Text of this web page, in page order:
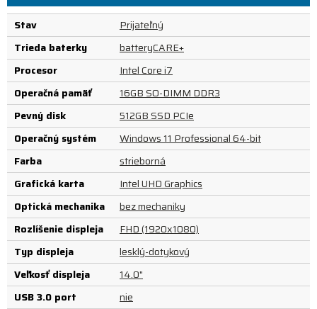
Stav
Prijateľný
Trieda baterky
batteryCARE+
Procesor
Intel Core i7
Operačná pamäť
16GB SO-DIMM DDR3
Pevný disk
512GB SSD PCIe
Operačný systém
Windows 11 Professional 64-bit
Farba
strieborná
Grafická karta
Intel UHD Graphics
Optická mechanika
bez mechaniky
Rozlíšenie displeja
FHD (1920x1080)
Typ displeja
lesklý-dotykový
Veľkosť displeja
14.0"
USB 3.0 port
nie